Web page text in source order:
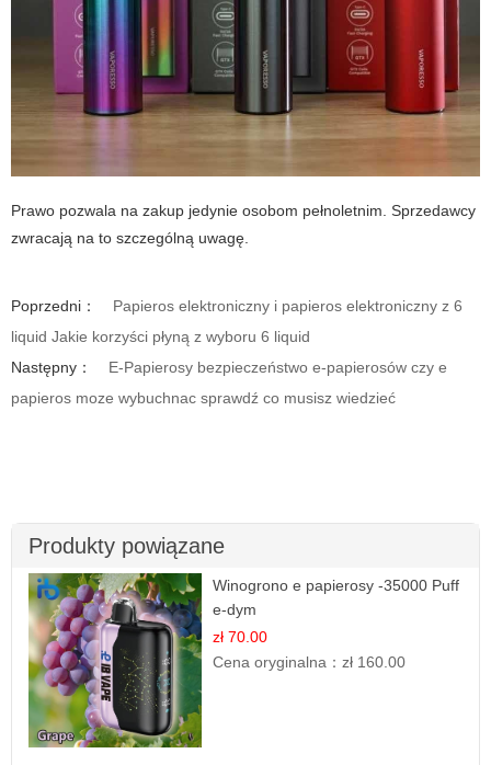
Prawo pozwala na zakup jedynie osobom pełnoletnim. Sprzedawcy
zwracają na to szczególną uwagę.
Poprzedni：
Papieros elektroniczny i papieros elektroniczny z 6
liquid Jakie korzyści płyną z wyboru 6 liquid
Następny：
E-Papierosy bezpieczeństwo e-papierosów czy e
papieros moze wybuchnac sprawdź co musisz wiedzieć
Produkty powiązane
Winogrono e papierosy -35000 Puff
e-dym
zł 70.00
Cena oryginalna：zł 160.00